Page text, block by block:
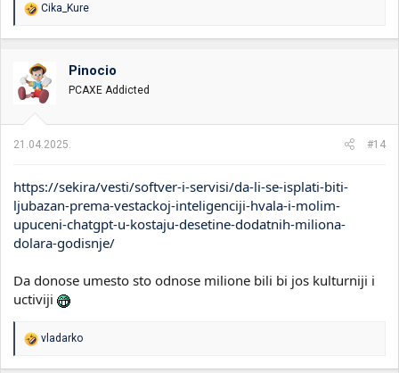
R
a
o
v
a
n
:
Cika_Kure
Pinocio
PCAXE Addicted
21.04.2025. #14
https://sekira/vesti/softver-i-servisi/da-li-se-isplati-biti-
ljubazan-prema-vestackoj-inteligenciji-hvala-i-molim-
upuceni-chatgpt-u-kostaju-desetine-dodatnih-miliona-
dolara-godisnje/
Da donose umesto sto odnose milione bili bi jos kulturniji i
uctiviji
R
a
vladarko